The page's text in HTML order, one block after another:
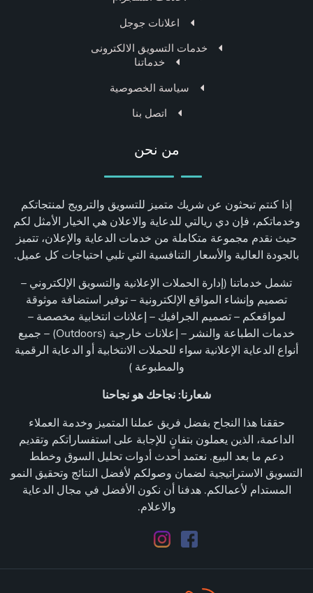
من نحن
إذا كنتم تبحثون عن شريك متميز للتسويق والترويج لمنتجاتكم
وخدماتكم، فإن دي ريالتي للدعاية والاعلان هي الخيار الأمثل لكم
حيث نقدم مجموعة متكاملة من خدمات الدعاية والإعلان، تتميز
بالجودة العالية والأسعار التنافسية التي تلبي احتياجات كل عميل.
تشمل خدماتنا (إدارة الحملات الإعلانية والتسويق الإلكتروني –
تصميم وإنشاء المواقع الإلكترونية – توفير استضافة موثوقة
لمواقعكم – تصميم الجرافيك – إعلانات انتخابية مخصصة –
خدمات الطباعة والنشر – إعلانات خارجية (Outdoors) – جميع
أنواع الدعاية الإعلانية سواء للحملات الانتخابية أو الدعاية الرقمية
والمطبوعة )
شعارنا: نجاحك هو نجاحنا
حققنا هذا النجاح بفضل فريق عملنا المتميز وخدمة العملاء
الداعمة، الذين يعملون بتفانٍ للإجابة على استفساراتكم وتقديم
دعم ما بعد البيع. نعتمد أحدث أدوات تحليل السوق وخطط
التسويق الاستراتيجية لضمان وصولكم لأفضل النتائج وتحقيق النمو
المستدام لأعمالكم. هدفنا أن نكون الأفضل في مجال الدعاية
والاعلام.
اعلانات جوجل
خدمات التسويق الالكترونى
خدماتنا
سياسة الخصوصية
اتصل بنا